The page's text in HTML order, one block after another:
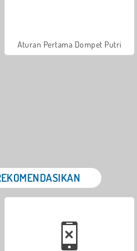
Aturan Pertama Dompet Putri